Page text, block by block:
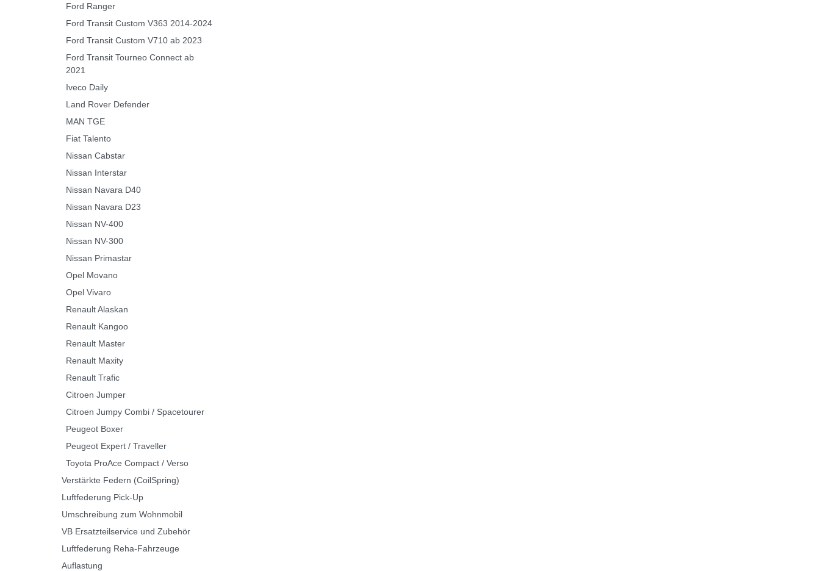
Ford Ranger
Ford Transit Custom V363 2014-2024
Ford Transit Custom V710 ab 2023
Ford Transit Tourneo Connect ab
2021
Iveco Daily
Land Rover Defender
MAN TGE
Fiat Talento
Nissan Cabstar
Nissan Interstar
Nissan Navara D40
Nissan Navara D23
Nissan NV-400
Nissan NV-300
Nissan Primastar
Opel Movano
Opel Vivaro
Renault Alaskan
Renault Kangoo
Renault Master
Renault Maxity
Renault Trafic
Citroen Jumper
Citroen Jumpy Combi / Spacetourer
Peugeot Boxer
Peugeot Expert / Traveller
Toyota ProAce Compact / Verso
Verstärkte Federn (CoilSpring)
Luftfederung Pick-Up
Umschreibung zum Wohnmobil
VB Ersatzteilservice und Zubehör
Luftfederung Reha-Fahrzeuge
Auflastung